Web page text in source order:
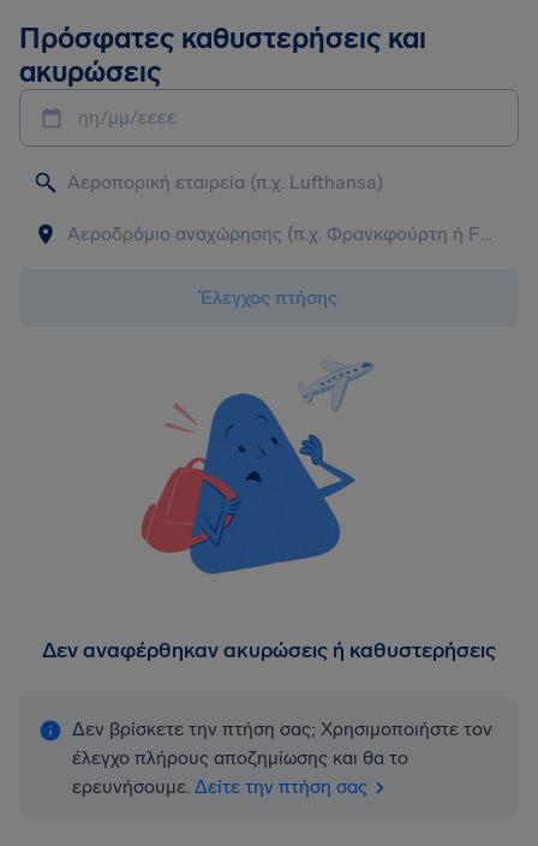
Πρόσφατες καθυστερήσεις και
ακυρώσεις
ηη/μμ/εεεε
Έλεγχος πτήσης
Δεν αναφέρθηκαν ακυρώσεις ή καθυστερήσεις
Δεν βρίσκετε την πτήση σας; Χρησιμοποιήστε τον
έλεγχο πλήρους αποζημίωσης και θα το
ερευνήσουμε. Δείτε την πτήση σας